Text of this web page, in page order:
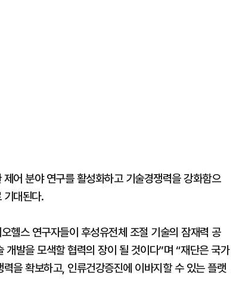
어 분야 연구를 활성화하고 기술경쟁력을 강화함으
기대된다.
헬스 연구자들이 후성유전체 조절 기술의 잠재력 공
발을 모색할 협력의 장이 될 것이다”며 “재단은 국가
을 확보하고, 인류건강증진에 이바지할 수 있는 플랫